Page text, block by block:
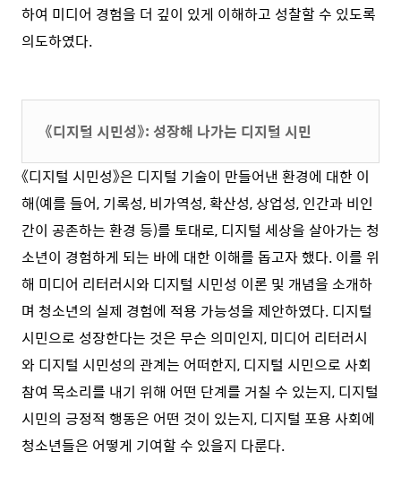
하여 미디어 경험을 더 깊이 있게 이해하고 성찰할 수 있도록
의도하였다.
《디지털 시민성》: 성장해 나가는 디지털 시민
《디지털 시민성》은 디지털 기술이 만들어낸 환경에 대한 이
해(예를 들어, 기록성, 비가역성, 확산성, 상업성, 인간과 비인
간이 공존하는 환경 등)를 토대로, 디지털 세상을 살아가는 청
소년이 경험하게 되는 바에 대한 이해를 돕고자 했다. 이를 위
해 미디어 리터러시와 디지털 시민성 이론 및 개념을 소개하
며 청소년의 실제 경험에 적용 가능성을 제안하였다. 디지털
시민으로 성장한다는 것은 무슨 의미인지, 미디어 리터러시
와 디지털 시민성의 관계는 어떠한지, 디지털 시민으로 사회
참여 목소리를 내기 위해 어떤 단계를 거칠 수 있는지, 디지털
시민의 긍정적 행동은 어떤 것이 있는지, 디지털 포용 사회에
청소년들은 어떻게 기여할 수 있을지 다룬다.